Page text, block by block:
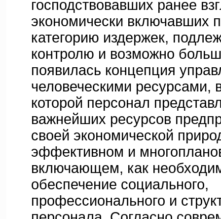
господствовавших ранее
экономически включавших
категорию издержек,
контролю и возможно
появилась концепция
человеческими ресурсами,
которой персонал
важнейших ресурсов
своей экономической
эффективном и
включающем, как
обеспечение социального,
профессионального и